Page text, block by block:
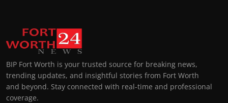
BIP Fort Worth is your trusted source for breaking news,
trending updates, and insightful stories from Fort Worth
and beyond. Stay connected with real-time and professional
coverage.